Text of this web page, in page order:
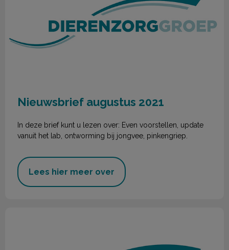
Nieuwsbrief augustus 2021
In deze brief kunt u lezen over: Even voorstellen, update
vanuit het lab, ontworming bij jongvee, pinkengriep.
Lees hier meer over